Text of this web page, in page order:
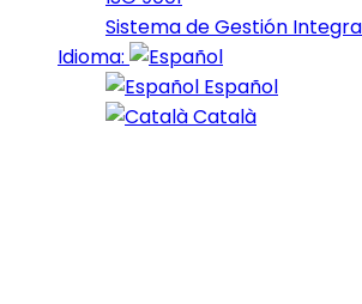
Sistema de Gestión
Idioma:
Español
Català